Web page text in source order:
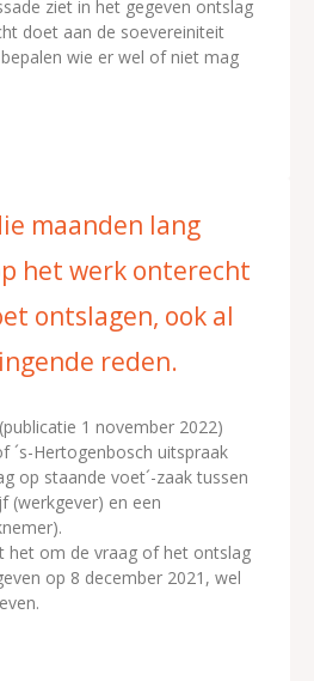
ziet in het gegeven ontslag
doet aan de soevereiniteit
wie er wel of niet mag
maanden lang
het werk onterecht
ontslagen, ook al
reden.
1 november 2022)
´s-Hertogenbosch uitspraak
op staande voet´-zaak tussen
(werkgever) en een
het om de vraag of het ontslag
op 8 december 2021, wel